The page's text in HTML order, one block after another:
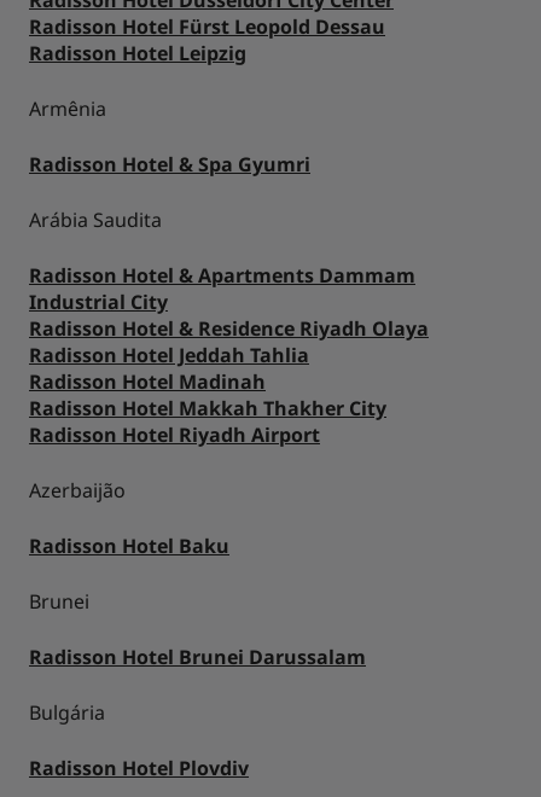
Park Plaza Park Inn by Radisson
Prize by Radisson Country Inn & Suites
Marcas afiliadas na China
J. Jin Jiang
Kunlun Golden Tulip
Hotéis no centro da cidade
Radisson Hotel Fürst Leopold Dessau
Radisson Hotel Leipzig
Armênia
Radisson Hotel & Spa Gyumri
Arábia Saudita
Radisson Hotel & Apartments Dammam
Industrial City
Radisson Hotel & Residence Riyadh Olaya
Radisson Hotel Jeddah Tahlia
Radisson Hotel Madinah
Radisson Hotel Makkah Thakher City
Radisson Hotel Riyadh Airport
Azerbaijão
Radisson Hotel Baku
Brunei
Radisson Hotel Brunei Darussalam
Bulgária
Radisson Hotel Plovdiv